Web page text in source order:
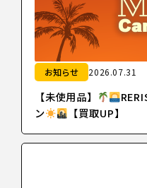
お知らせ 2026.07.31
【未使用品】
ン
【買取UP】